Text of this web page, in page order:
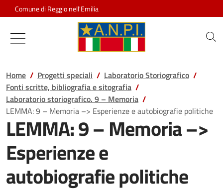
Salta al contenuto
Comune di Reggio nell'Emilia
Associazione Nazionale
Home Progetti speciali
Laboratorio Storiografico
Fonti scritte, bibliografia e sitografia
Laboratorio storiografico. 9 – Memoria
LEMMA: 9 – Memoria –> Esperienze e autobiografie politiche
LEMMA: 9 – Memoria –>
Esperienze e
autobiografie politiche